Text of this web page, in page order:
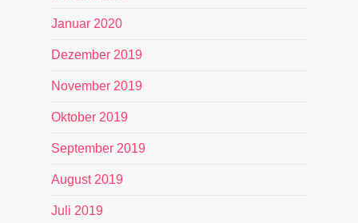
Januar 2020
Dezember 2019
November 2019
Oktober 2019
September 2019
August 2019
Juli 2019